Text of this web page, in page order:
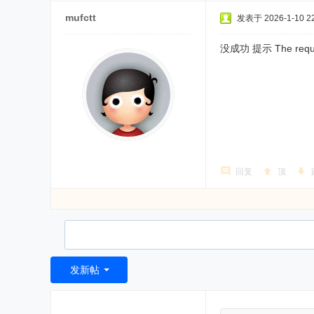
mufctt 发表于 2026-1-10
没成功 提示 The
回复 顶
发新帖